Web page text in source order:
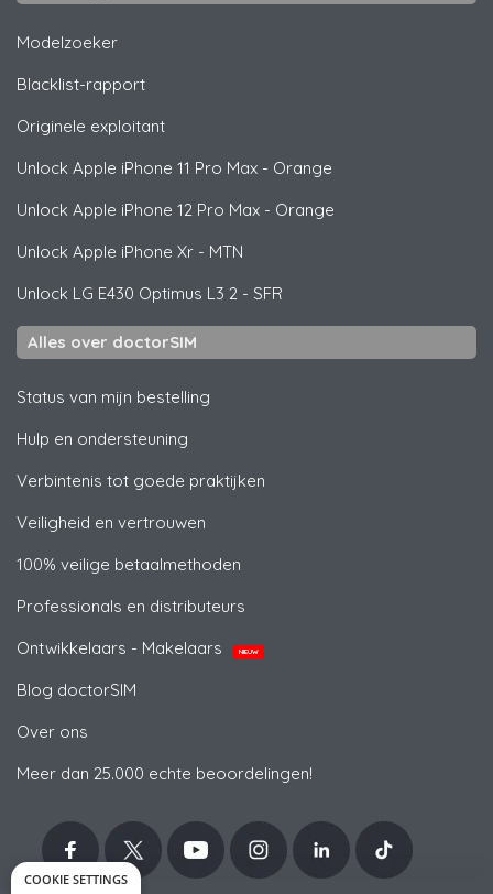
Modelzoeker
Blacklist-rapport
Originele exploitant
Unlock Apple iPhone 11 Pro Max - Orange
Unlock Apple iPhone 12 Pro Max - Orange
Unlock Apple iPhone Xr - MTN
Unlock LG E430 Optimus L3 2 - SFR
Alles over doctorSIM
Status van mijn bestelling
Hulp en ondersteuning
Verbintenis tot goede praktijken
Veiligheid en vertrouwen
100% veilige betaalmethoden
Professionals en distributeurs
Ontwikkelaars - Makelaars
NIEUW
Blog doctorSIM
Over ons
Meer dan 25.000 echte beoordelingen!
COOKIE SETTINGS